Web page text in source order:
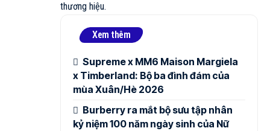
thương hiệu.
Xem thêm
Supreme x MM6 Maison Margiela
x Timberland: Bộ ba đình đám của
mùa Xuân/Hè 2026
Burberry ra mắt bộ sưu tập nhân
kỷ niệm 100 năm ngày sinh của Nữ